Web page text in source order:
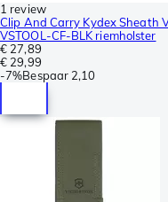
1 review
Clip And Carry Kydex Sheath
VSTOOL-CF-BLK riemholster
€ 27,89
€ 29,99
-7%Bespaar 2,10